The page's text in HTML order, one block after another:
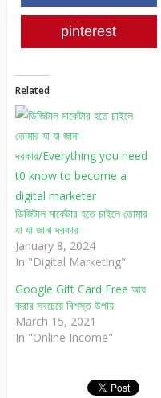
pinterest
Related
ডিজিটাল মার্কেটার হতে চাইলে তোমার
যা যা জানা দরকার
January 8, 2024
In "Digital Marketing"
Google Gift Card Free আয়
করার সবচেয়ে বিশস্ত উপায়
March 15, 2021
In "Online Income"